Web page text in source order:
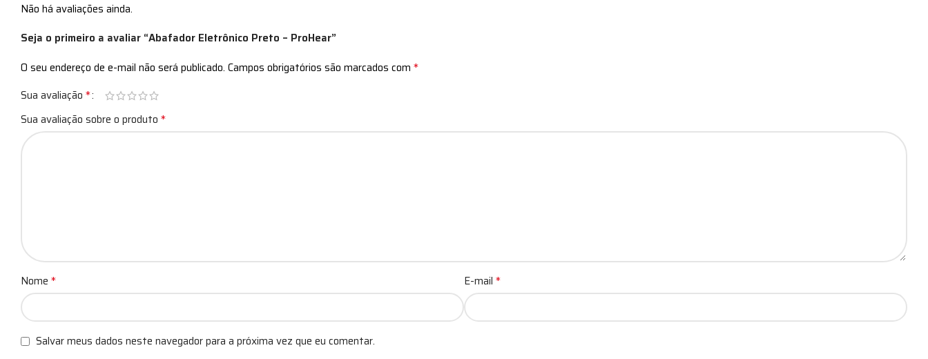
Não há avaliações ainda.
Seja o primeiro a avaliar “Abafador Eletrônico Preto – ProHear”
O seu endereço de e-mail não será publicado. Campos obrigatórios são marcados com *
Sua avaliação *
Sua avaliação sobre o produto *
Nome * E-mail *
Salvar meus dados neste navegador para a próxima vez que eu comentar.